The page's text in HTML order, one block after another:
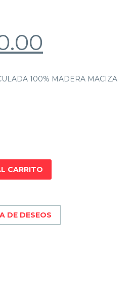
100% MADERA MACIZA
CARRITO
DE DESEOS